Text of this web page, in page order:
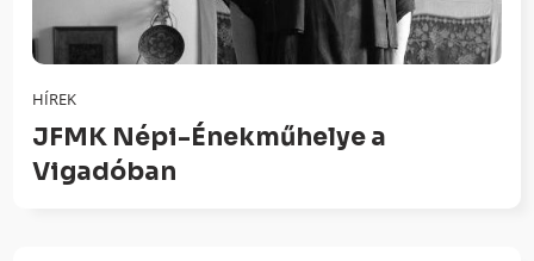
HÍREK
JFMK Népi-Énekműhelye a
Vigadóban